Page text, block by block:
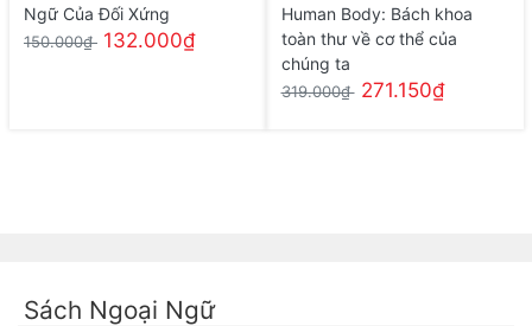
Ngữ Của Đối Xứng
150.000₫ 132.000₫
Human Body: Bách khoa
toàn thư về cơ thể của
chúng ta
319.000₫ 271.150₫
Sách Ngoại Ngữ